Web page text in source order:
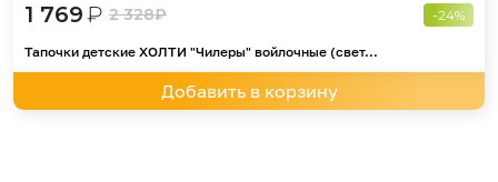
1 769₽ 2 328₽ -24%
Тапочки детские ХОЛТИ "Чилеры" войлочные (свет...
Добавить в корзину